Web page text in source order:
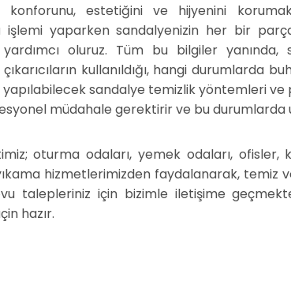
konforunu, estetiğini ve hijyenini
işlemi yaparken sandalyenizin her bir
yardımcı oluruz. Tüm bu bilgiler
kullanıldığı, hangi
sandalye temizlik yöntemleri
müdahale gerektirir ve bu
oturma odaları, yemek odaları,
hizmetlerimizden faydalanarak, temiz
talepleriniz için bizimle iletişime
hazır.